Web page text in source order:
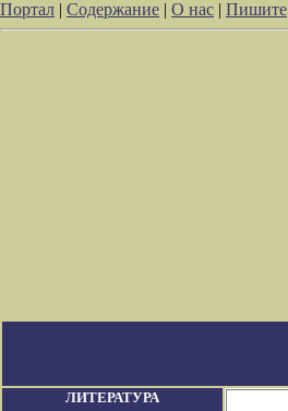
Портал | Содержание | О нас | Пишите
ЛИТЕРАТУРА